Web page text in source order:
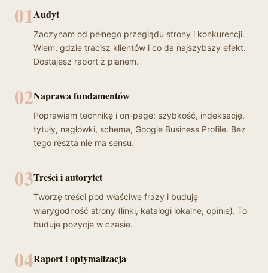
01Audyt
Zaczynam od pełnego przeglądu strony i konkurencji.
Wiem, gdzie tracisz klientów i co da najszybszy efekt.
Dostajesz raport z planem.
02Naprawa fundamentów
Poprawiam technikę i on-page: szybkość, indeksację,
tytuły, nagłówki, schema, Google Business Profile. Bez
tego reszta nie ma sensu.
03Treści i autorytet
Tworzę treści pod właściwe frazy i buduję
wiarygodność strony (linki, katalogi lokalne, opinie). To
buduje pozycje w czasie.
04Raport i optymalizacja